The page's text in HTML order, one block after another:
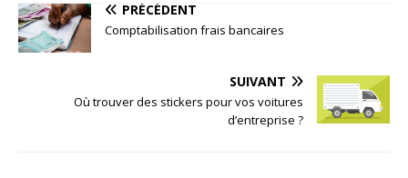
PRÉCÉDENT
Comptabilisation frais bancaires
SUIVANT
Où trouver des stickers pour vos voitures
d’entreprise ?